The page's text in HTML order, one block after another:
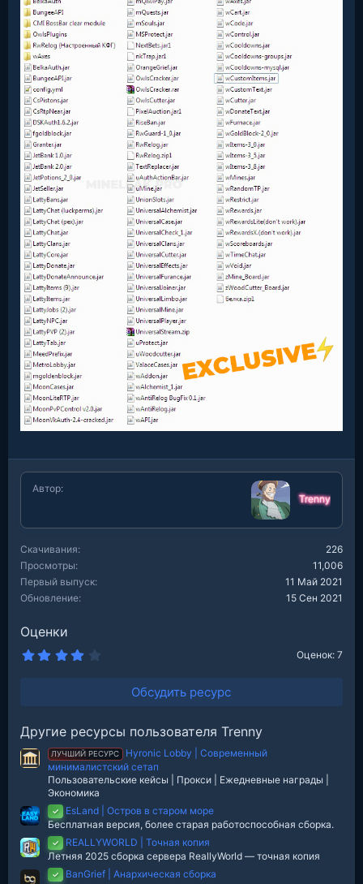
Автор
Trenny
Скачивания
226
Просмотры
11,006
Первый выпуск
11 Май 2021
Обновление
15 Сен 2021
Оценки
з
д
Оценок: 7
Обсудить ресурс
Другие ресурсы пользователя Trenny
ЛУЧШИЙ РЕСУРС
Hyronic Lobby | Современный
минималистский сетап
Пользовательские кейсы | Прокси | Ежедневные награды |
Экономика
✓
EsLand | Остров в старом море
Бесплатная версия, более старая работоспособная сборка.
✓
REALLYWORLD | Точная копия
Летняя 2025 сборка сервера ReallyWorld — точная копия
✓
BanGrief | Анархическая сборка